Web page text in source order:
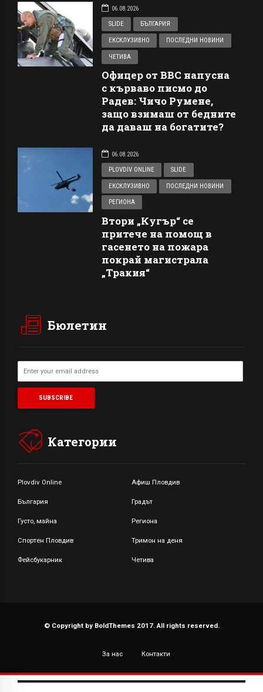
06.08.2026
SLIDE
БЪЛГАРИЯ
ЕКСКЛУЗИВНО ПОСЛЕДНИ НОВИНИ
ЧЕТИВА
Офицер от ВВС напусна
с кърваво писмо до
Радев: Чичо Румене,
защо взимаш от бедните
да даваш на богатите?
06.08.2026
PLOVDIV ONLINE
SLIDE
ЕКСКЛУЗИВНО ПОСЛЕДНИ НОВИНИ
РЕГИОНА
Втори „Кугър“ се
притече на помощ в
гасенето на пожара
покрай магистрала
„Тракия“
Бюлетин
Категории
Plovdiv Online Афиш Пловдив
България Градът
Густо, майна Региона
Спортен Пловдив Тримон на деня
Фейсбукарник Четива
© Copyright by BoldThemes 2017. All rights reserved.
За нас Контакти